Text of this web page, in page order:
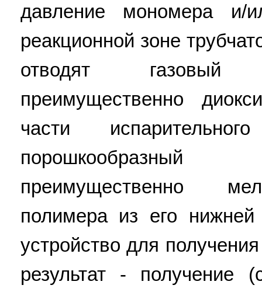
давление мономера и/
реакционной зоне
отводят газовый
преимущественно
части
порошкообразный
преимущественно
полимера из его
устройство для
результат - получение